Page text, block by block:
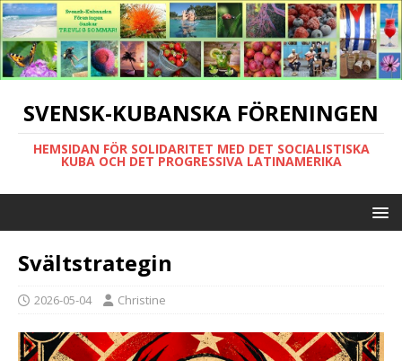
SVENSK-KUBANSKA FÖRENINGEN
HEMSIDAN FÖR SOLIDARITET MED DET SOCIALISTISKA
KUBA OCH DET PROGRESSIVA LATINAMERIKA
Svältstrategin
2026-05-04 Christine